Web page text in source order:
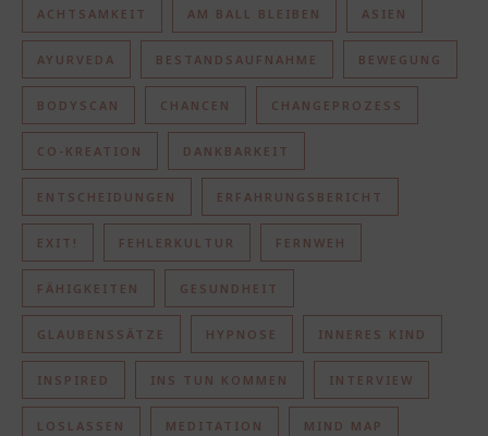
ACHTSAMKEIT AM BALL BLEIBEN ASIEN
AYURVEDA BESTANDSAUFNAHME BEWEGUNG
BODYSCAN CHANCEN CHANGEPROZESS
CO-KREATION DANKBARKEIT
ENTSCHEIDUNGEN ERFAHRUNGSBERICHT
EXIT! FEHLERKULTUR FERNWEH
FÄHIGKEITEN GESUNDHEIT
GLAUBENSSÄTZE HYPNOSE INNERES KIND
INSPIRED INS TUN KOMMEN INTERVIEW
LOSLASSEN MEDITATION MIND MAP